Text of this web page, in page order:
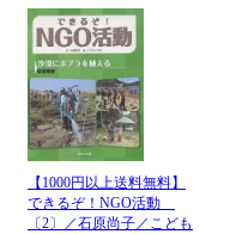
【1000円以上送料無料】
できるぞ！NGO活動
〔2〕／石原尚子／こども